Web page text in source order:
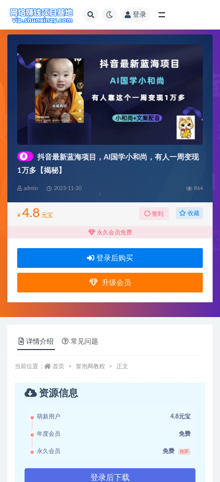
登录
#
抖音最新蓝海项目，AI国学小和尚，有人一周变现
1万多【揭秘】
admin 2023-11-20 864
¥ 4.8 元宝 签到 收藏
永久会员免费
登录后购买
升级会员
详情介绍 常见问题
当前位置： 首页 冒泡网教程 正文
资源信息
萌新用户 4.8元宝
年度会员 免费
永久会员 免费 推荐
登录后下载